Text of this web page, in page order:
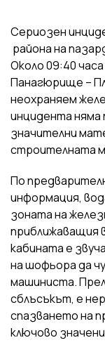
Сериозен
района на
Около 09:40
Панагюрище –
неохраняем
инцидента няма
значителни
строителната
По
информация,
зоната на
приближаващия
кабината е
на шофьора да
машиниста.
сблъсъкът, е
спазването на
ключово